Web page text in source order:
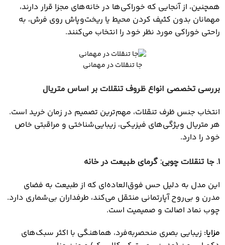
همچنین، از آنجایی که خوراکی‌ها در خانه‌های مجزا قرار دارند،
مهمانان بدون کثیف کردن محیط یا ریخت‌وپاش روی فرش، به
راحتی خوراکی مورد نظر خود را انتخاب می‌کنند.
جا تنقلات در مهمانی
بررسی تخصصی انواع ظروف تنقلات بر اساس متریال
انتخاب جنس ظرف تنقلات، مهم‌ترین تصمیم در زمان خرید است.
هر متریال ویژگی‌های فیزیکی، زیبایی‌شناختی و مراقبتی خاص
خود را دارد.
۱. جا تنقلات چوبی: گرمای طبیعت در خانه
این مدل به دلیل حس فوق‌العاده‌ای که از طبیعت به فضای
مدرن و بی‌روح آپارتمانی منتقل می‌کند، طرفداران بی‌شماری دارد.
چوب نماد اصالت و صمیمیت است.
مزایا: زیبایی بصری منحصر‌به‌فرد، هماهنگی با اکثر سبک‌های